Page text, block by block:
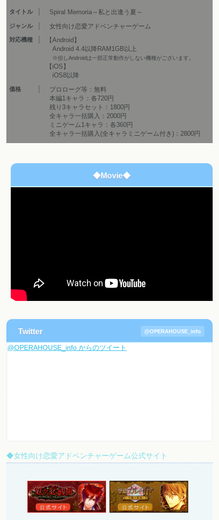
タイトル Spiral Memoria～私と出逢う夏～
ジャンル 女性向け恋愛アドベンチャーゲーム
対応機種
【Android】
Android 4.4以降RAM1GB以上
※但しAndroidは一部正常動作がしない機種がございます。
【iOS】
iOS8以降
価格
プロローグ等：無料
本編1キャラ：各720円
残り3キャラセット：1800円
全キャラ一括購入：2000円
ミニゲーム1キャラ：各360円
全キャラ一括購入(全キャラミニゲーム付き)：2800円
◆Movie◆
Twitter @OPERAHOUSE_info
@OPERAHOUSE_info からのツイート
◆女性向け恋愛アドベンチャーゲーム公式サイト